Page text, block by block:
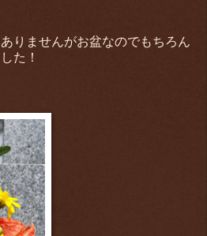
りませんがお盆なのでもちろん
た！